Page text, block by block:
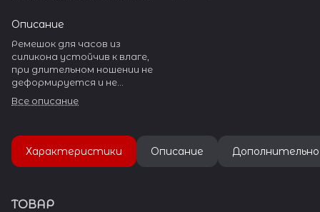
Описание
Ремешок для часов из
силикона устойчив к влаге,
при длительном ношении не
деформируется и не
раздражения на коже.
гибкость отличает
ремешок из силикона от
ремешков, изготовленных из
Все описание
Характеристики Описание Дополнительно
ТОВАР